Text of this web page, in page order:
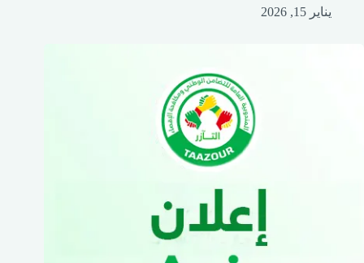
يناير 15, 2026